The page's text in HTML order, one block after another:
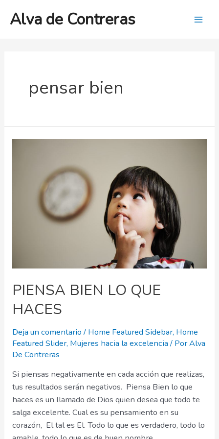
Alva de Contreras
pensar bien
PIENSA BIEN LO QUE
HACES
Deja un comentario / Home Featured Sidebar, Home
Featured Slider, Mujeres hacia la excelencia/ PorAlva
De Contreras
Si piensas negativamente en cada acción que realizas,
tus resultados serán negativos. Piensa Bien lo que
haces es un llamado de Dios quien desea que todo te
salga excelente. Cual es su pensamiento en su
corazón, El tal es El. Todo lo que es verdadero, todo lo